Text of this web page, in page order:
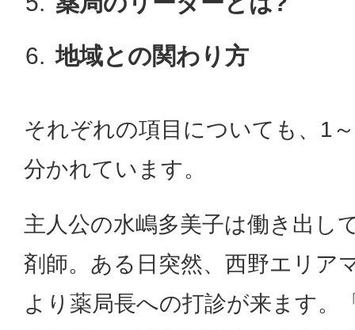
地域との関わり方
それぞれの項目についても、1
分かれています。
主人公の水嶋多美子は働き出し
剤師。ある日突然、西野エリア
より薬局長への打診が来ます。